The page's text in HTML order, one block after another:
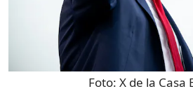
Foto: X de la Casa